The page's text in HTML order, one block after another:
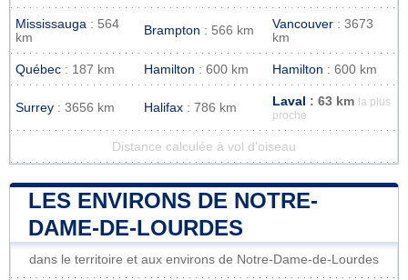
Mississauga : 564
km
Brampton : 566 km Vancouver : 3673
km
Québec : 187 km Hamilton : 600 km Hamilton : 600 km
Surrey : 3656 km Halifax : 786 km Laval : 63 km
la plus
proche
Distance calculée à vol d'oiseau
LES ENVIRONS DE NOTRE-
DAME-DE-LOURDES
dans le territoire et aux environs de Notre-Dame-de-Lourdes